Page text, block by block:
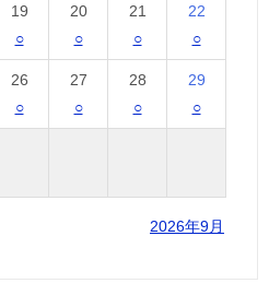
19
○
20
○
21
○
22
○
26
○
27
○
28
○
29
○
2026年9月